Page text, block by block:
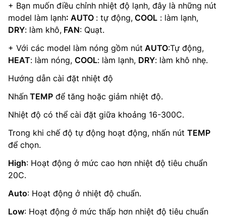
+ Bạn muốn điều chỉnh nhiệt độ lạnh, đây là những nút
model làm lạnh: AUTO : tự động, COOL : làm lạnh,
DRY: làm khô, FAN: Quạt.
+ Với các model làm nóng gồm nút AUTO:Tự động,
HEAT: làm nóng, COOL: làm lạnh, DRY: làm khô nhẹ.
Hướng dẫn cài đặt nhiệt độ
Nhấn TEMP để tăng hoặc giảm nhiệt độ.
Nhiệt độ có thể cài đặt giữa khoảng 16-300C.
Trong khi chế độ tự động hoạt động, nhấn nút TEMP
để chọn.
High: Hoạt động ở mức cao hơn nhiệt độ tiêu chuẩn
20C.
Auto: Hoạt động ở nhiệt độ chuẩn.
Low: Hoạt động ở mức thấp hơn nhiệt độ tiêu chuẩn